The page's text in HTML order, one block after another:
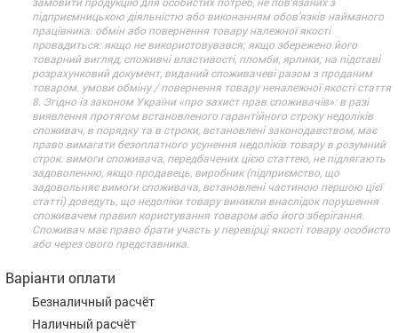
підприємницькою діяльністю або виконанням обов’язків найманого
працівника. обмін або повернення товару належної якості
провадиться: якщо не використовувався; якщо збережено його
товарний вигляд, споживчі властивості, пломби, ярлики; на підставі
розрахунковий документ, виданий споживачеві разом з проданим
товаром. умови обміну / повернення товару неналежної якості стаття
8. Згідно із законом України «про захист прав споживачів»: в разі
виявлення протягом встановленого гарантійного строку недоліків
споживач, в порядку та в строки, встановлені законодавством, має
право вимагати безоплатного усунення недоліків товару в розумний
строк. вимоги споживача, передбачених цією статтею, не підлягають
задоволенню, якщо продавець, виробник (підприємство, що
задовольняє вимоги споживача, встановлені частиною першою цієї
статті) доведуть, що недоліки товару виникли внаслідок порушення
споживачем правил користування товаром або його зберігання.
Споживач має право брати участь у перевірці якості товару особисто
або через свого представника.
Варіанти оплати
Безналичный расчёт
Наличный расчёт